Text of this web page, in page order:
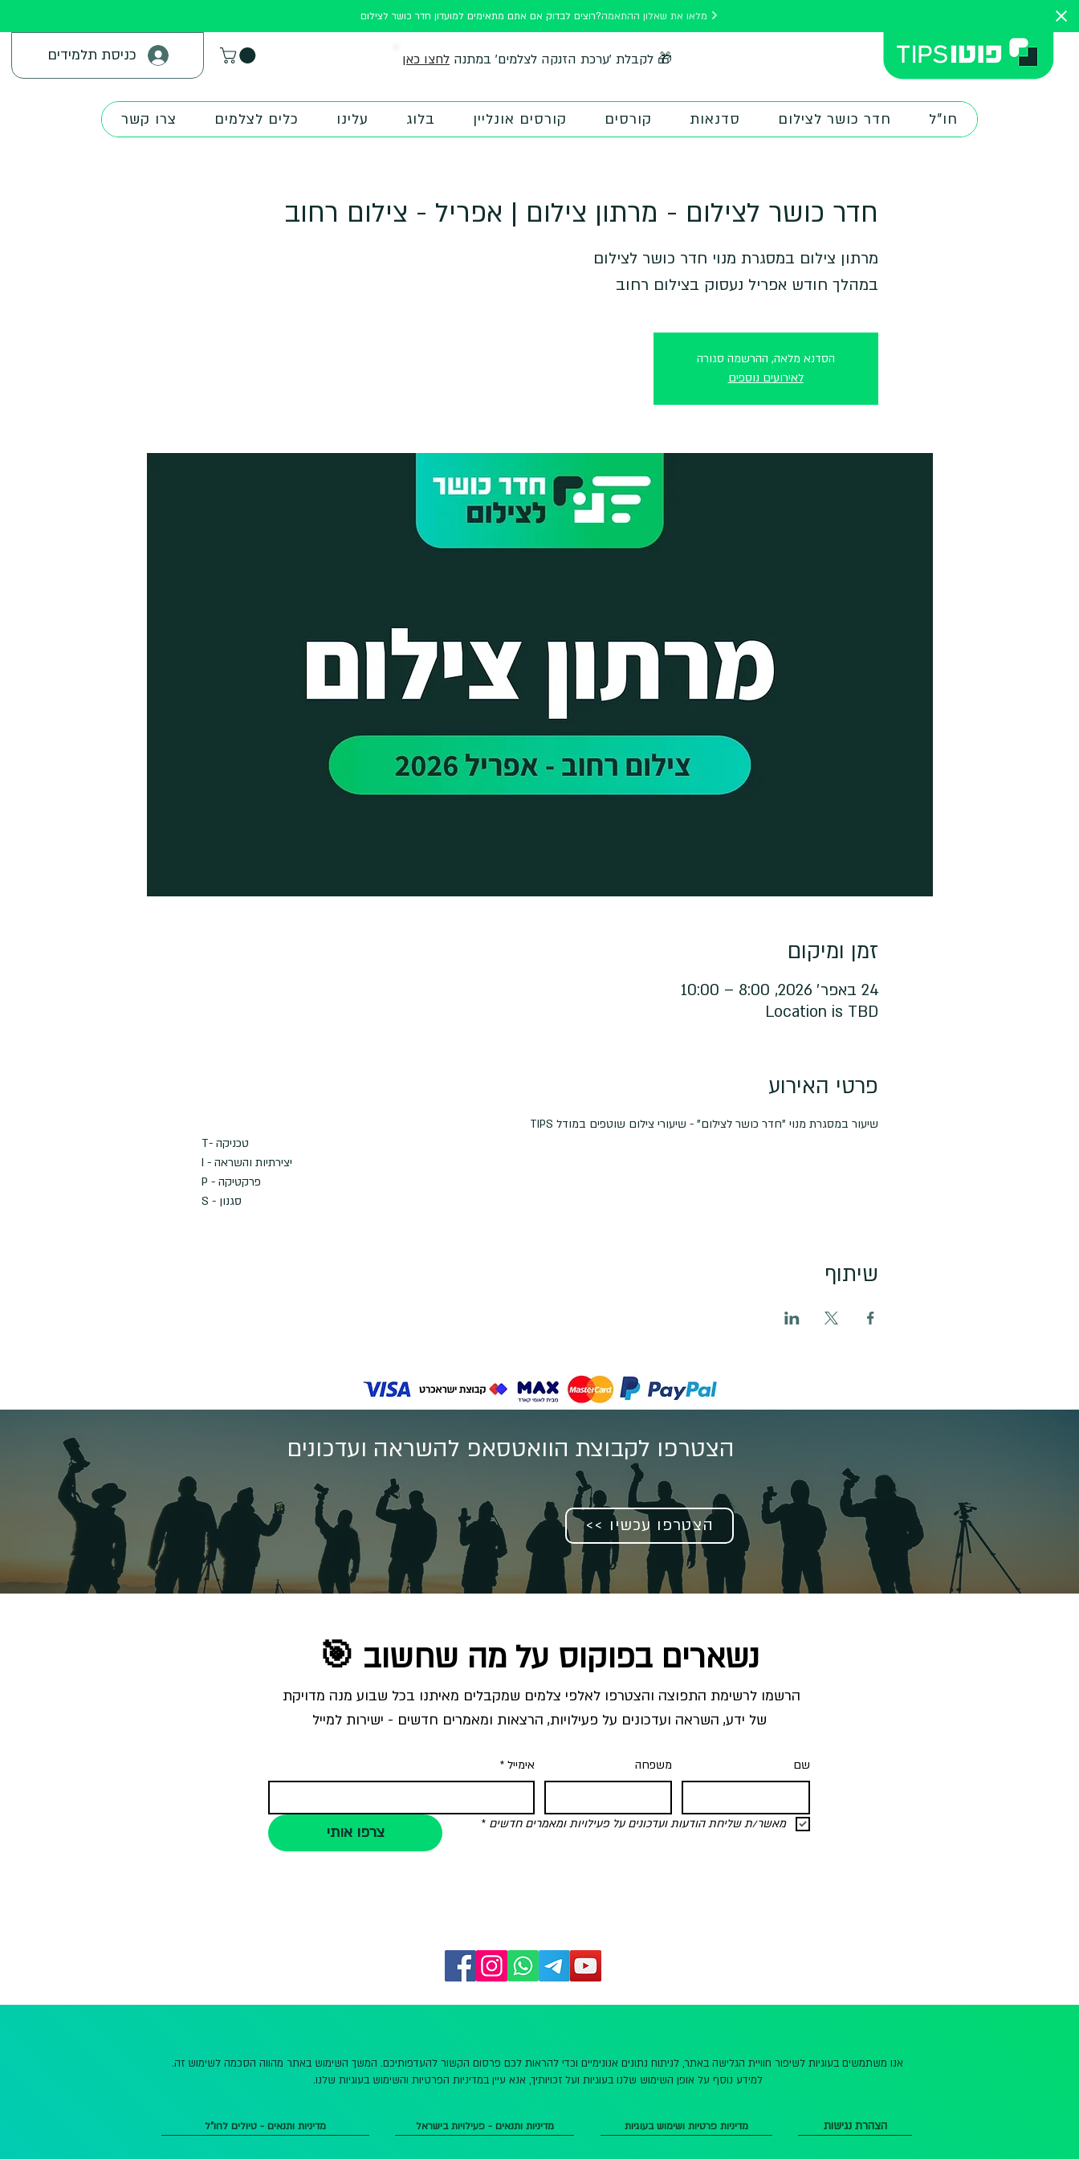
רוצים לבדוק אם אתם מתאימים למועדון חדר כושר לצילום?
כניסת תלמידים לחצו כאן 🎁 לקבלת 'ערכת הזנקה לצלמים' במתנה
חו"ל חדר כושר לצילום סדנאות קורסים קורסים אונליין בלוג עלינו כלים לצלמים צרו קשר
חדר כושר לצילום - מרתון צילום | אפריל - צילום רחוב
במהלך חודש אפריל נעסוק בצילום רחוב
הסדנא מלאה, ההרשמה סגורה
לאירועים נוספים
זמן ומיקום
24 באפר׳ 2026, 8:00 – 10:00
Location is TBD
פרטי האירוע
שיעור במסגרת מנוי "חדר כושר לצילום" - שיעורי צילום שוטפים במודל TIPS
T- טכניקה
I - יצירתיות והשראה
P - פרקטיקה
S - סגנון
שיתוף
הצטרפו לקבוצת הוואטסאפ להשראה ועדכונים
<< הצטרפו עכשיו
נשארים בפוקוס על מה שחשוב 🎯
של ידע, השראה ועדכונים על פעילויות, הרצאות ומאמרים חדשים - ישירות למייל
שם משפחה אימייל *
מאשר/ת שליחת הודעות ועדכונים על פעילויות ומאמרים חדשים * צרפו אותי
אנו משתמשים בעוגיות לשיפור חוויית הגלישה באתר, לניתוח נתונים אנונימיים וכדי להראות לכם פרסום הקשור להעדפותיכם. המשך השימוש באתר מהווה הסכמה לשימוש זה.
למידע נוסף על אופן השימוש שלנו בעוגיות ועל זכויותיך, אנא עיין במדיניות הפרטיות והשימוש בעוגיות שלנו.
מדיניות ותנאים - טיולים לחו"ל מדיניות ותנאים - פעילויות בישראל מדיניות פרטיות ושימוש בעוגיות הצהרת נגישות